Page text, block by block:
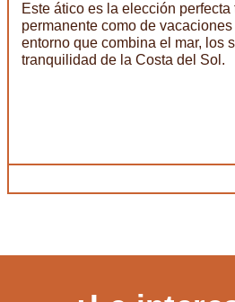
Este ático es la elección
permanente como de
entorno que combina el mar, los
tranquilidad de la Costa del Sol.